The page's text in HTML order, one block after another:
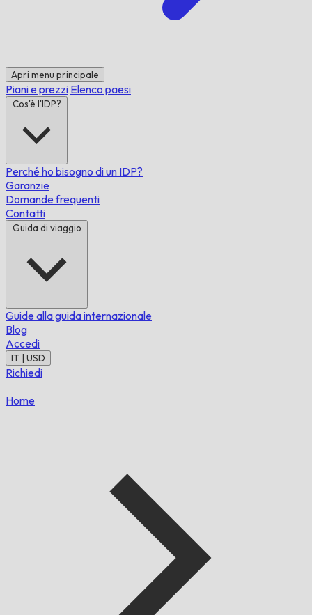
Apri menu principale
Piani e prezzi Elenco paesi
Cos'è l'IDP?
Perché ho bisogno di un IDP?
Garanzie
Domande frequenti
Contatti
Guida di viaggio
Guide alla guida internazionale
Blog
Accedi
IT | USD
Richiedi
Home